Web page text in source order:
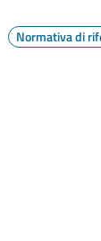
Normativa di